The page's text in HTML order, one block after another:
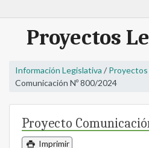
Proyectos
Información Legislativa /
Comunicación Nº 800/2024
Proyecto
Imprimir